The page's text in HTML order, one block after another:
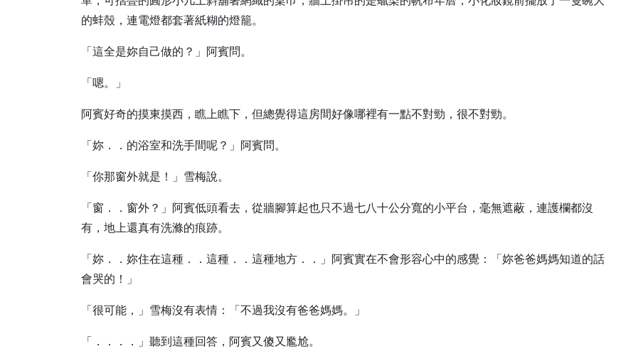
的蚌殼，連電燈都套著紙糊的燈籠。
「這全是妳自己做的？」阿賓問。
「嗯。」
阿賓好奇的摸東摸西，瞧上瞧下，但總覺得這房間好像哪裡有一點不對勁，很不對勁。
「妳．．的浴室和洗手間呢？」阿賓問。
「你那窗外就是！」雪梅說。
「窗．．窗外？」阿賓低頭看去，從牆腳算起也只不過七八十公分寬的小平台，毫無遮蔽，連護欄都沒
有，地上還真有洗滌的痕跡。
「妳．．妳住在這種．．這種．．這種地方．．」阿賓實在不會形容心中的感覺：「妳爸爸媽媽知道的話
會哭的！」
「很可能，」雪梅沒有表情：「不過我沒有爸爸媽媽。」
「．．．．」聽到這種回答，阿賓又傻又尷尬。